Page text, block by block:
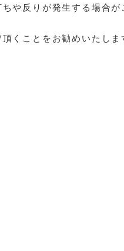
や反りが発生する場合
くことをお勧めいたしま